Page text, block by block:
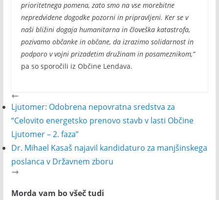
prioritetnega pomena, zato smo na vse morebitne
nepredvidene dogodke pozorni in pripravljeni. Ker se v
naši bližini dogaja humanitarna in človeška katastrofa,
pozivamo občanke in občane, da izrazimo solidarnost in
podporo v vojni prizadetim družinam in posameznikom,”
pa so sporočili iz Občine Lendava.
Ljutomer: Odobrena nepovratna sredstva za
“Celovito energetsko prenovo stavb v lasti Občine
Ljutomer – 2. faza”
Dr. Mihael Kasaš najavil kandidaturo za manjšinskega
poslanca v Državnem zboru
Morda vam bo všeč tudi